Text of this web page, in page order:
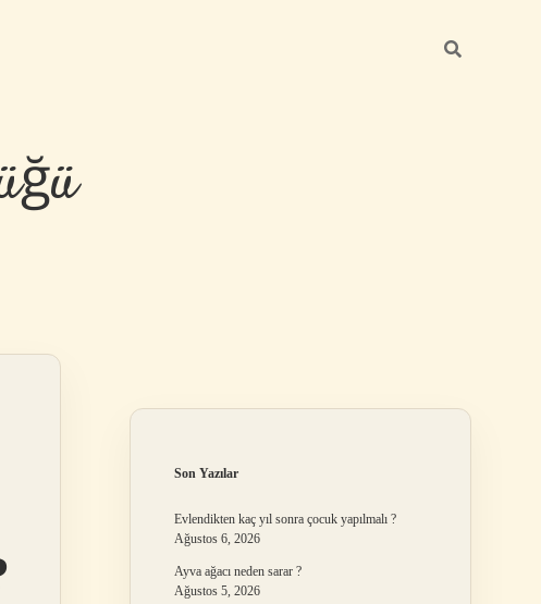
Son Yazılar
Evlendikten kaç yıl sonra çocuk yapılmalı ?
Ağustos 6, 2026
Ayva ağacı neden sarar ?
Ağustos 5, 2026